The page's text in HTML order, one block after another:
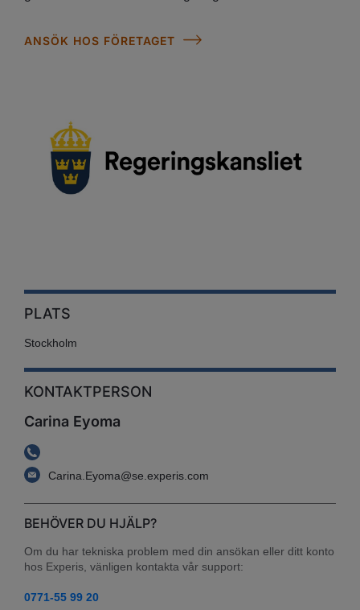
ANSÖK HOS FÖRETAGET
PLATS
Stockholm
KONTAKTPERSON
Carina Eyoma
Carina.Eyoma@se.experis.com
BEHÖVER DU HJÄLP?
Om du har tekniska problem med din ansökan eller ditt konto
hos Experis, vänligen kontakta vår support:
0771-55 99 20